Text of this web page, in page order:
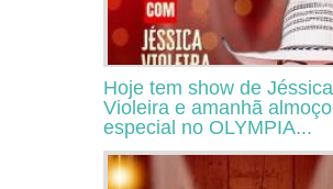
Hoje tem show de Jéssica
Violeira e amanhã almoço
especial no OLYMPIA...